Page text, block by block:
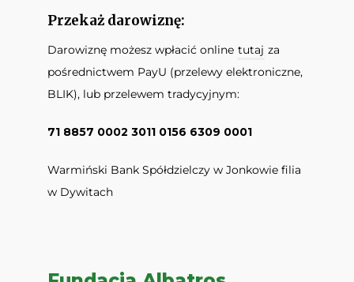
Przekaż darowiznę:
Darowiznę możesz wpłacić online tutaj za
pośrednictwem PayU (przelewy elektroniczne,
BLIK), lub przelewem tradycyjnym:
71 8857 0002 3011 0156 6309 0001
Warmiński Bank Spółdzielczy w Jonkowie filia
w Dywitach